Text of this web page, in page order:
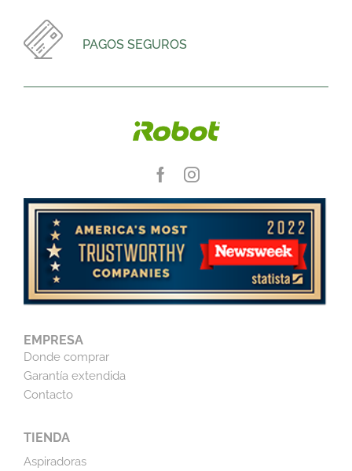
PAGOS SEGUROS
EMPRESA
Donde comprar
Garantía extendida
Contacto
TIENDA
Aspiradoras